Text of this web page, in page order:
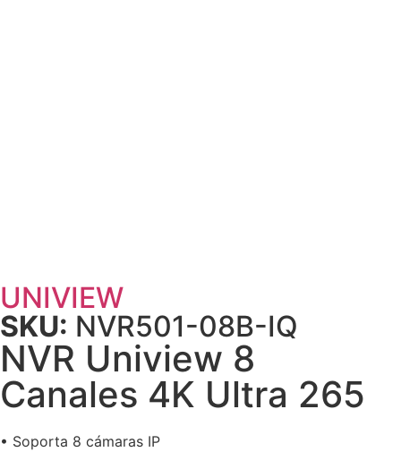
UNIVIEW
SKU: NVR501-08B-IQ
NVR Uniview 8
Canales 4K Ultra 265
• Soporta 8 cámaras IP